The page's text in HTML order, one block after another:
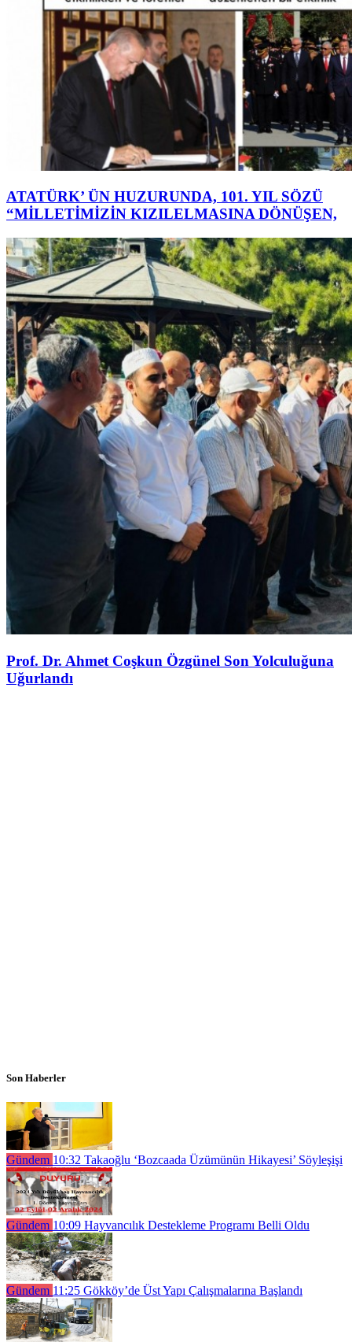
ATATÜRK’ ÜN HUZURUNDA, 101. YIL SÖZÜ
“MİLLETİMİZİN KIZILELMASINA DÖNÜŞEN,
Prof. Dr. Ahmet Coşkun Özgünel Son Yolculuğuna
Uğurlandı
Son Haberler
Gündem 10:32 Takaoğlu ‘Bozcaada Üzümünün Hikayesi’ Söyleşişi
Gündem 10:09 Hayvancılık Destekleme Programı Belli Oldu
Gündem 11:25 Gökköy’de Üst Yapı Çalışmalarına Başlandı